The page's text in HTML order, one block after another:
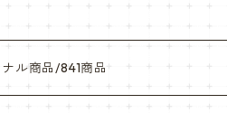
ル商品/841商品